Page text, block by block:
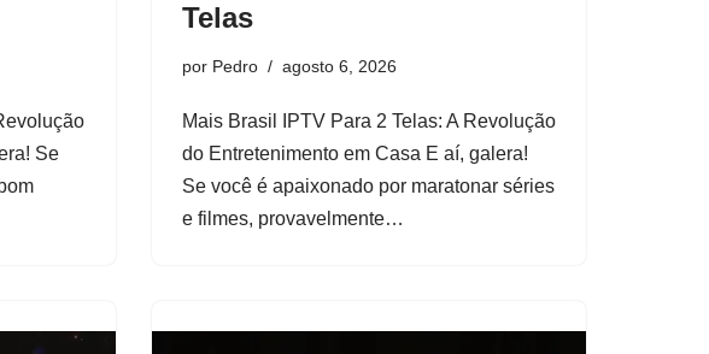
Se
Telas
por Pedro agosto 6, 2026
Mais Brasil IPTV Para 2 Telas: A Revolução
do Entretenimento em Casa E aí, galera!
Se você é apaixonado por maratonar séries
e filmes, provavelmente…